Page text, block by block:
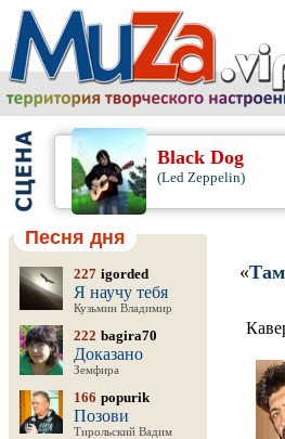
Black Dog
(Led Zeppelin)
Песня дня
227 igorded
Я научу тебя
Кузьмин Владимир
222 bagira70
Доказано
Земфира
166 popurik
Позови
Тирольский Вадим
«